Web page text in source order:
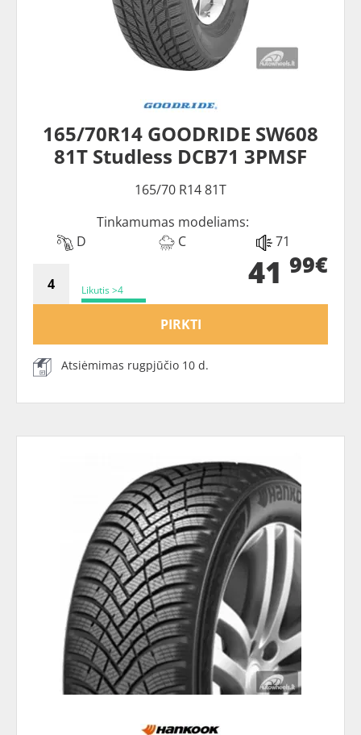
165/70R14 GOODRIDE SW608
81T Studless DCB71 3PMSF
165/70 R14 81T
Tinkamumas modeliams:
D
C 71
Likutis >4 41 99€
PIRKTI
Atsiėmimas rugpjūčio 10 d.